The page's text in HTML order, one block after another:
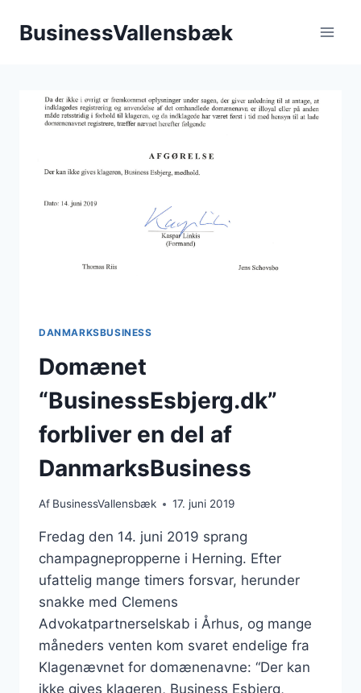
BusinessVallensbæk
DANMARKSBUSINESS
Domænet
“BusinessEsbjerg.dk”
forbliver en del af
DanmarksBusiness
Af BusinessVallensbæk 17. juni 2019
Fredag den 14. juni 2019 sprang
champagnepropperne i Herning. Efter
ufattelig mange timers forsvar, herunder
snakke med Clemens
Advokatpartnerselskab i Århus, og mange
måneders venten kom svaret endelige fra
Klagenævnet for domænenavne: “Der kan
ikke gives klageren, Business Esbjerg,